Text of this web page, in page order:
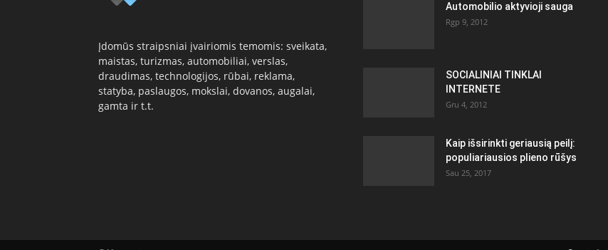
Įdomūs straipsniai įvairiomis temomis: sveikata,
maistas, turizmas, automobiliai, verslas,
draudimas, technologijos, rūbai, reklama,
statyba, paslaugos, mokslai, dovanos, augalai,
gamta ir t.t.
Automobilio aktyvioji sauga
Rgp 9, 2012
SOCIALINIAI TINKLAI
INTERNETE
Gru 4, 2012
Kaip išsirinkti geriausią peilį:
populiariausios plieno rūšys
Sau 25, 2017